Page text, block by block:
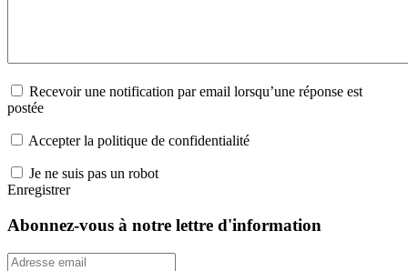
Recevoir une notification par email lorsqu’une réponse est
postée
Accepter la politique de confidentialité
Je ne suis pas un robot
Enregistrer
Abonnez-vous à notre lettre d'information